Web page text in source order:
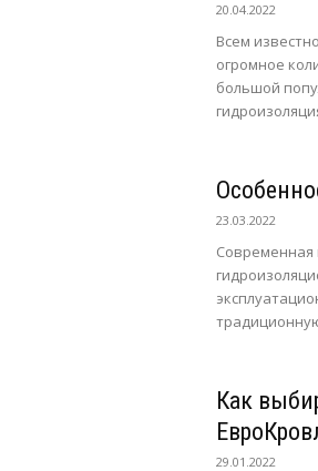
20.04.2022
Всем
огромное
большой
23.03.2022
Современная
Как
29.01.2022